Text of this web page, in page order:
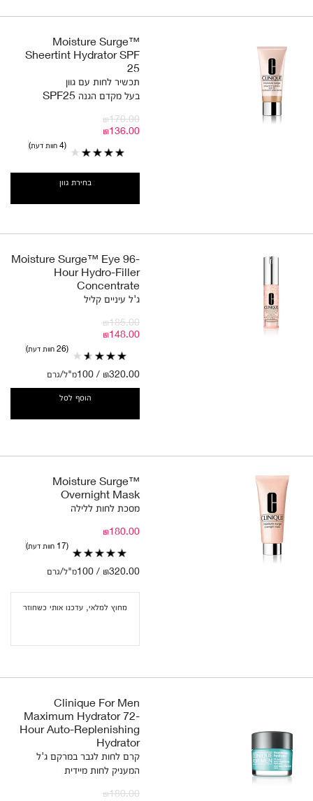
Moisture Surge™
Sheertint Hydrator SPF
25
תכשיר לחות עם גוון
בעל מקדם הגנה SPF25
₪170.00
₪136.00
4 חוות דעת
בחירת גוון
Moisture Surge™ Eye 96-
Hour Hydro-Filler
Concentrate
ג'ל עיניים קליל
₪185.00
₪148.00
26 חוות דעת
₪320.00 / 100מ"ל/גרם
הוסף לסל
Moisture Surge™
Overnight Mask
מסכת לחות ללילה
₪180.00
17 חוות דעת
₪320.00 / 100מ"ל/גרם
מחוץ למלאי, עדכנו אותי כשחוזר
Clinique For Men
Maximum Hydrator 72-
Hour Auto-Replenishing
Hydrator
קרם לחות לגבר במרקם ג'ל
המעניק לחות מיידית
₪180.00